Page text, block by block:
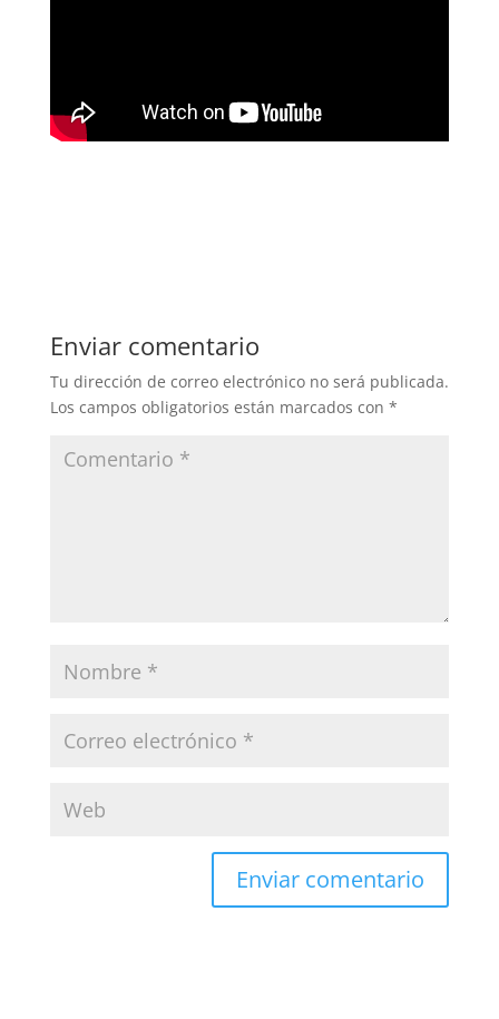
Enviar comentario
Tu dirección de correo electrónico no será publicada.
Los campos obligatorios están marcados con *